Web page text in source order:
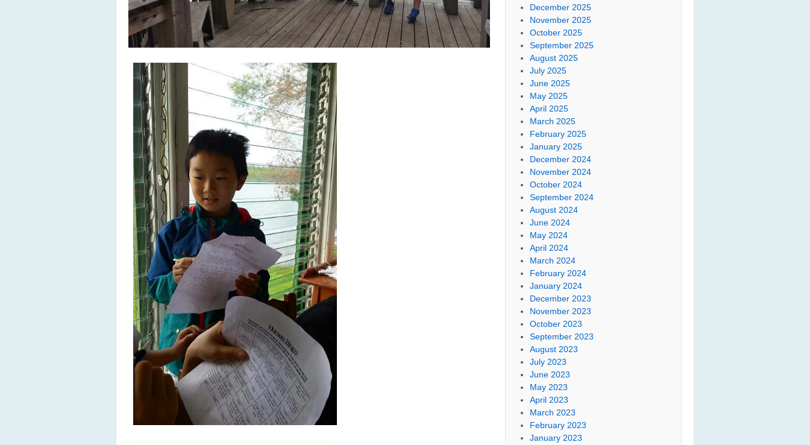
December 2025
November 2025
October 2025
September 2025
August 2025
July 2025
June 2025
May 2025
April 2025
March 2025
February 2025
January 2025
December 2024
November 2024
October 2024
September 2024
August 2024
June 2024
May 2024
April 2024
March 2024
February 2024
January 2024
December 2023
November 2023
October 2023
September 2023
August 2023
July 2023
June 2023
May 2023
April 2023
March 2023
February 2023
January 2023